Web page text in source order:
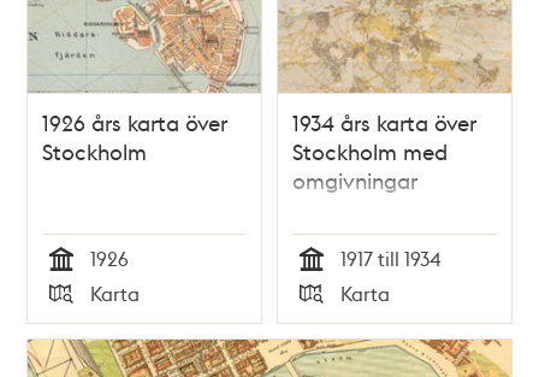
1926 års karta över
Stockholm
Tid
1926
Typ
Karta
1934 års karta över
Stockholm med
omgivningar
Tid
1917 till 1934
Typ
Karta